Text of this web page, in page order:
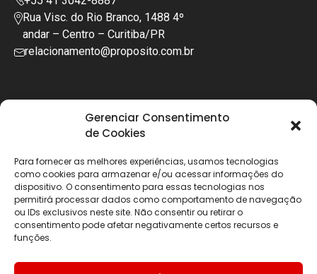
Gerenciar Consentimento
de Cookies
Para fornecer as melhores experiências, usamos tecnologias
como cookies para armazenar e/ou acessar informações do
dispositivo. O consentimento para essas tecnologias nos
permitirá processar dados como comportamento de navegação
ou IDs exclusivos neste site. Não consentir ou retirar o
consentimento pode afetar negativamente certos recursos e
funções.
Rua Visc. do Rio Branco, 1488 4º
andar – Centro – Curitiba/PR
relacionamento@proposito.com.br
Copyright © 2025 | Todos os diretos reservados